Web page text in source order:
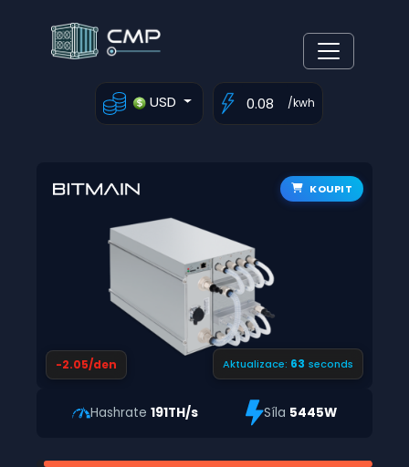
USD /kwh
KOUPIT
-2.05/den Aktualizace: 62 seconds
Hashrate 191TH/s Síla 5445W